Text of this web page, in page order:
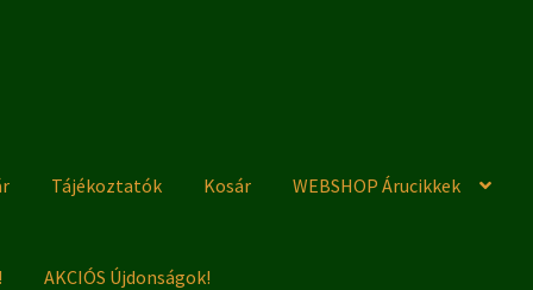
Tájékoztatók Kosár WEBSHOP Árucikkek
AKCIÓS Újdonságok!